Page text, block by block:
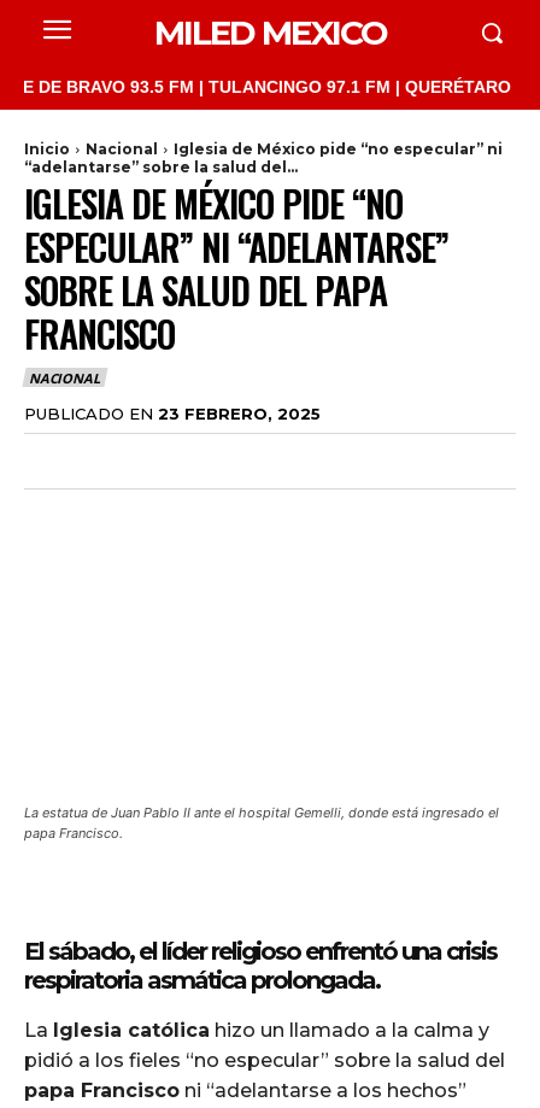
MILED MEXICO
BRAVO 93.5 FM | TULANCINGO 97.1 FM | QUERÉTARO
Inicio Nacional
Iglesia de México pide “no especular” ni
“adelantarse” sobre la salud del...
IGLESIA DE MÉXICO PIDE “NO
ESPECULAR” NI “ADELANTARSE”
SOBRE LA SALUD DEL PAPA
FRANCISCO
NACIONAL
PUBLICADO EN 23 FEBRERO, 2025
La estatua de Juan Pablo II ante el hospital Gemelli, donde está ingresado el
papa Francisco.
El sábado, el líder religioso enfrentó una crisis
respiratoria asmática prolongada.
La Iglesia católica hizo un llamado a la calma y
pidió a los fieles “no especular” sobre la salud del
papa Francisco ni “adelantarse a los hechos”